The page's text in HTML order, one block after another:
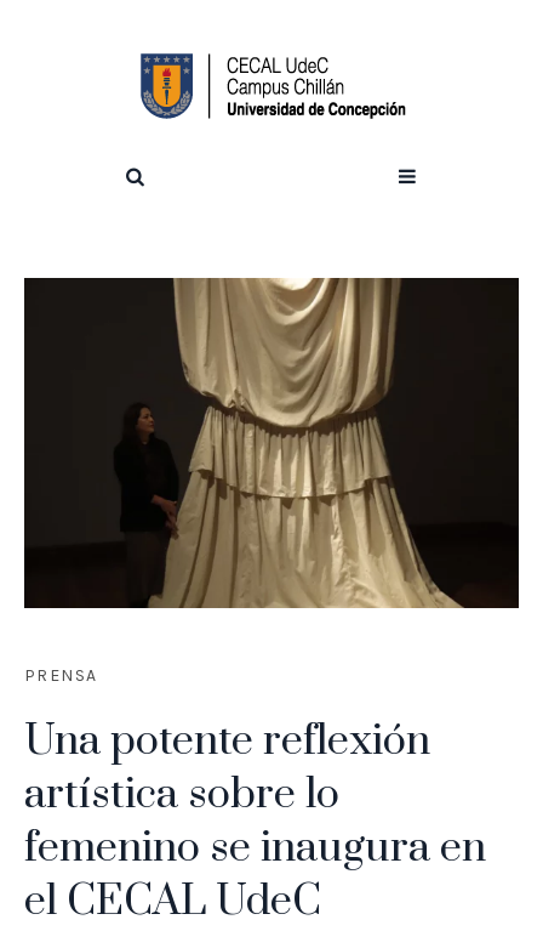
PRENSA
Una potente reflexión
artística sobre lo
femenino se inaugura en
el CECAL UdeC